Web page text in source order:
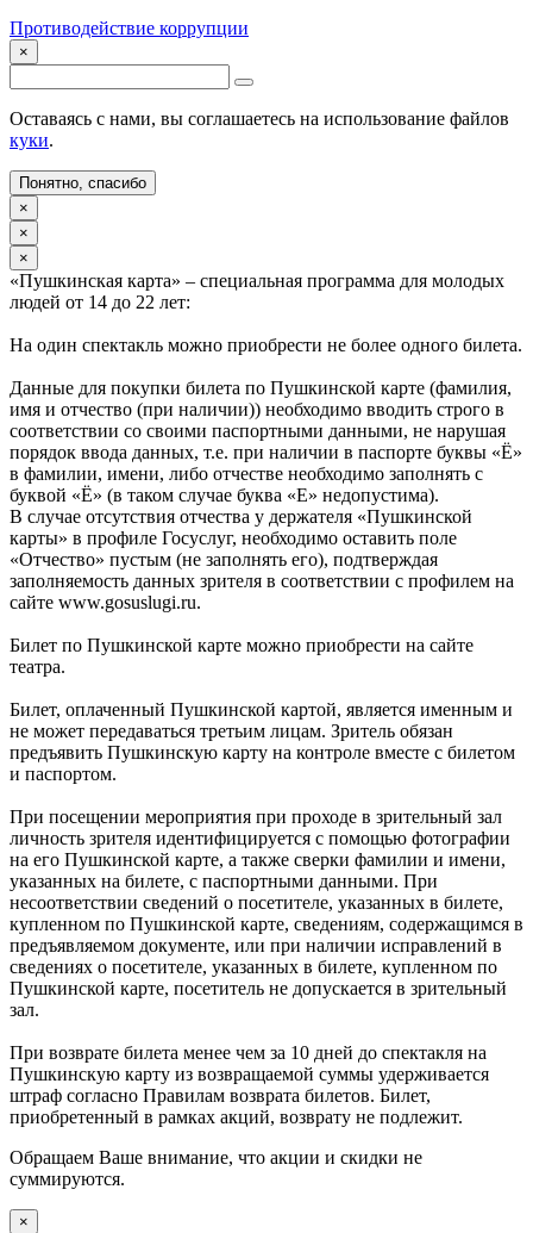
Противодействие коррупции
×
Оставаясь с нами, вы соглашаетесь на использование файлов
куки.
Понятно, спасибо
×
×
×
«Пушкинская карта» – специальная программа для молодых
людей от 14 до 22 лет:
На один спектакль можно приобрести не более одного билета.
Данные для покупки билета по Пушкинской карте (фамилия,
имя и отчество (при наличии)) необходимо вводить строго в
соответствии со своими паспортными данными, не нарушая
порядок ввода данных, т.е. при наличии в паспорте буквы «Ё»
в фамилии, имени, либо отчестве необходимо заполнять с
буквой «Ё» (в таком случае буква «Е» недопустима).
В случае отсутствия отчества у держателя «Пушкинской
карты» в профиле Госуслуг, необходимо оставить поле
«Отчество» пустым (не заполнять его), подтверждая
заполняемость данных зрителя в соответствии с профилем на
сайте www.gosuslugi.ru.
Билет по Пушкинской карте можно приобрести на сайте
театра.
Билет, оплаченный Пушкинской картой, является именным и
не может передаваться третьим лицам. Зритель обязан
предъявить Пушкинскую карту на контроле вместе с билетом
и паспортом.
При посещении мероприятия при проходе в зрительный зал
личность зрителя идентифицируется с помощью фотографии
на его Пушкинской карте, а также сверки фамилии и имени,
указанных на билете, с паспортными данными. При
несоответствии сведений о посетителе, указанных в билете,
купленном по Пушкинской карте, сведениям, содержащимся в
предъявляемом документе, или при наличии исправлений в
сведениях о посетителе, указанных в билете, купленном по
Пушкинской карте, посетитель не допускается в зрительный
зал.
При возврате билета менее чем за 10 дней до спектакля на
Пушкинскую карту из возвращаемой суммы удерживается
штраф согласно Правилам возврата билетов. Билет,
приобретенный в рамках акций, возврату не подлежит.
Обращаем Ваше внимание, что акции и скидки не
суммируются.
×